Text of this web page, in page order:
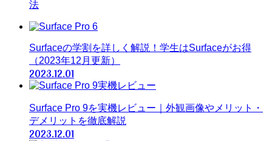
法
Surfaceの学割を詳しく解説！学生はSurfaceがお得
（2023年12月更新）
2023.12.01
Surface Pro 9を実機レビュー｜外観画像やメリット・
デメリットを徹底解説
2023.12.01